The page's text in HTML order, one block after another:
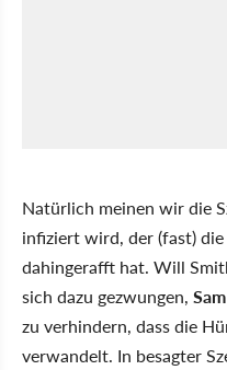
Natürlich meinen wir die
infiziert wird, der (fast)
dahingerafft hat. Will
sich dazu gezwungen,
zu verhindern, dass die
verwandelt. In besagter